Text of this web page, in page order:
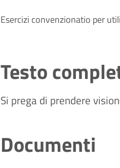
Esercizi convenzionatio per
Testo
Si prega di prendere
Documenti